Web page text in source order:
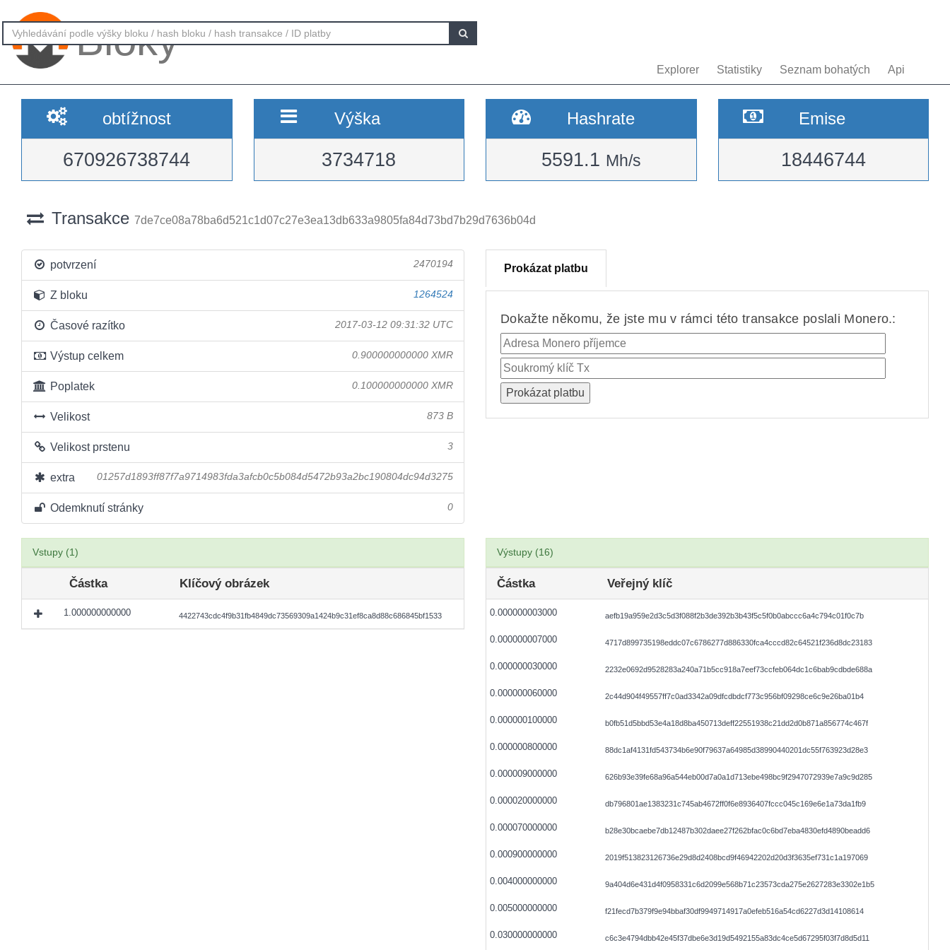
Bloky
Explorer Statistiky Seznam bohatých Api
obtížnost
670926738744
Výška
3734718
Hashrate
5591.1 Mh/s
Emise
18446744
Transakce 7de7ce08a78ba6d521c1d07c27e3ea13db633a9805fa84d73bd7b29d7636b04d
potvrzení 2470194
Z bloku 1264524
Časové razítko 2017-03-12 09:31:32 UTC
Výstup celkem 0.900000000000 XMR
Poplatek 0.100000000000 XMR
Velikost 873 B
Velikost prstenu 3
extra 01257d1893ff87f7a9714983fda3afcb0c5b084d5472b93a2bc190804dc94d3275
Odemknutí stránky 0
Prokázat platbu
Dokažte někomu, že jste mu v rámci této transakce poslali Monero.:
Vstupy (1)
Částka Klíčový obrázek
1.000000000000 4422743cdc4f9b31fb4849dc73569309a1424b9c31ef8ca8d88c686845bf1533
Výstupy (16)
Částka Veřejný klíč
0.000000003000 aefb19a959e2d3c5d3f088f2b3de392b3b43f5c5f0b0abccc6a4c794c01f0c7b
0.000000007000 4717d899735198eddc07c6786277d886330fca4cccd82c64521f236d8dc23183
0.000000030000 2232e0692d9528283a240a71b5cc918a7eef73ccfeb064dc1c6bab9cdbde688a
0.000000060000 2c44d904f49557ff7c0ad3342a09dfcdbdcf773c956bf09298ce6c9e26ba01b4
0.000000100000 b0fb51d5bbd53e4a18d8ba450713deff22551938c21dd2d0b871a856774c467f
0.000000800000 88dc1af4131fd543734b6e90f79637a64985d38990440201dc55f763923d28e3
0.000009000000 626b93e39fe68a96a544eb00d7a0a1d713ebe498bc9f2947072939e7a9c9d285
0.000020000000 db796801ae1383231c745ab4672ff0f6e8936407fccc045c169e6e1a73da1fb9
0.000070000000 b28e30bcaebe7db12487b302daee27f262bfac0c6bd7eba4830efd4890beadd6
0.000900000000 2019f513823126736e29d8d2408bcd9f46942202d20d3f3635ef731c1a197069
0.004000000000 9a404d6e431d4f0958331c6d2099e568b71c23573cda275e2627283e3302e1b5
0.005000000000 f21fecd7b379f9e94bbaf30df9949714917a0efeb516a54cd6227d3d14108614
0.030000000000 c6c3e4794dbb42e45f37dbe6e3d19d5492155a83dc4ce5d67295f03f7d8d5d11